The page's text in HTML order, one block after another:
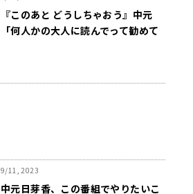
『このあと どうしちゃおう』中元
「何人かの大人に読んでって勧めて
9/11, 2023
中元日芽香、この番組でやりたいこ